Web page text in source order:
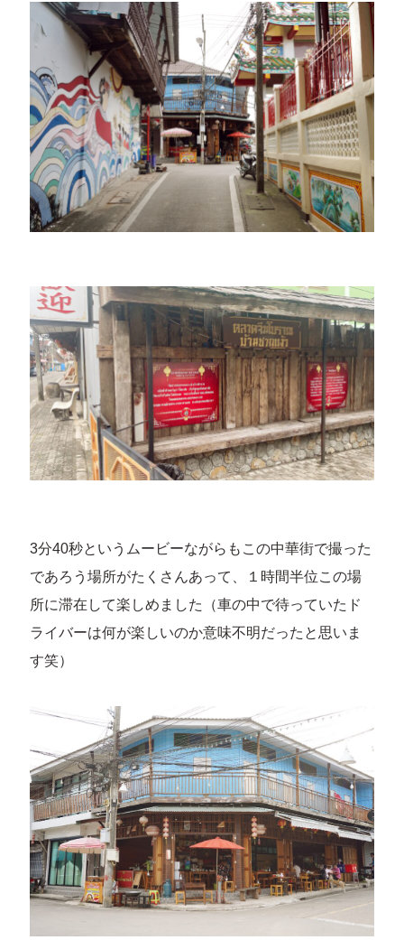
3分40秒というムービーながらもこの中華街で撮った
であろう場所がたくさんあって、１時間半位この場
所に滞在して楽しめました（車の中で待っていたド
ライバーは何が楽しいのか意味不明だったと思いま
す笑）